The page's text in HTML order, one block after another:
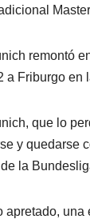
remontó
a Friburgo en
que lo
y quedarse
la
apretado, una